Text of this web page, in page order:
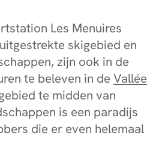
Les Menuires
skigebied en
zijn ook in de
te beleven in de Vallée
te midden van
is een paradijs
die er even helemaal